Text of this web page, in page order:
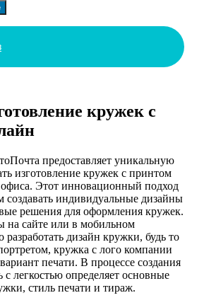
кружек с
предоставляет уникальную
изготовление кружек с принтом
Этот инновационный подход
создавать индивидуальные дизайны
решения для оформления кружек.
на сайте или в мобильном
дизайн кружки, будь то
кружка с лого компании
печати. В процессе создания
с легкостью определяет основные
стиль печати и тираж.